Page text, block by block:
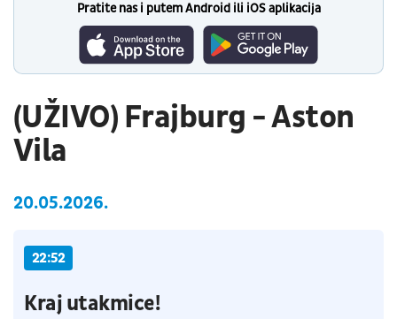
Pratite nas i putem Android ili iOS aplikacija
(UŽIVO) Frajburg - Aston
Vila
20.05.2026.
22:52
Kraj utakmice!